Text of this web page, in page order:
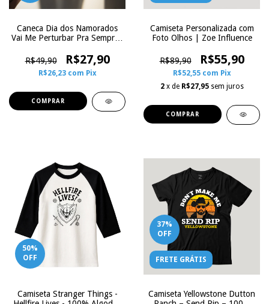
Caneca Dia dos Namorados
Vai Me Perturbar Pra Sempre?
Porcelana | Zoe Influence
R$49,90 R$27,90
R$26,23 com Pix
Camiseta Personalizada com
Foto Olhos | Zoe Influence
R$89,90 R$55,90
R$52,55 com Pix
2 x de R$27,95 sem juros
COMPRAR
50%
OFF
Camiseta Stranger Things -
37%
OFF
FRETE GRÁTIS
Camiseta Yellowstone Dutton